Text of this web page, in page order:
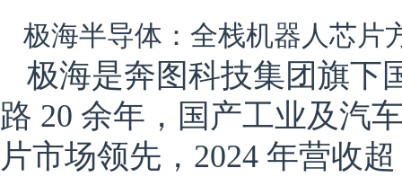
极海半导体：全栈机器人芯
极海是奔图科技集团旗下
路 20 余年，国产工业及汽
片市场领先，2024 年营收